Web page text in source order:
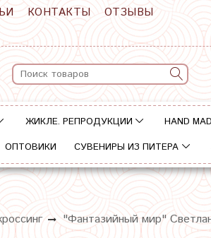
КОНТАКТЫ
ОТЗЫВЫ
ЖИКЛЕ. РЕПРОДУКЦИИ HAND
ОПТОВИКИ СУВЕНИРЫ ИЗ ПИТЕРА
"Фантазийный мир"